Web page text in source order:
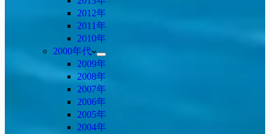
2012年
2011年
2010年
2000年代
2009年
2008年
2007年
2006年
2005年
2004年